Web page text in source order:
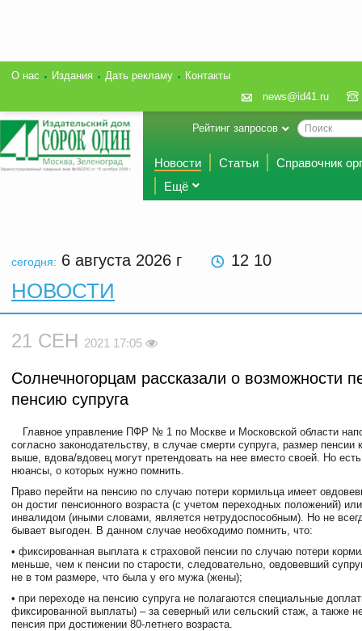
О нас Издания Дать рекламу
Контакты
news@id41.ru
Рейтинг запросов
Новости Статьи
Справочник
Ещё
сегодня: 6 августа 2026 г 12 10
НОВОСТИ
21 СЕН 2021 17:05
Солнечногорцам рассказали о возможности
пенсию супруга
Главное управление ПФР № 1 по Москве и Московской области
согласно законодательству, в случае смерти супруга, размер пенсии
выше, вдова/вдовец могут претендовать на нее вместо своей. Но
нюансы, о которых нужно помнить.
Право перейти на пенсию по случаю потери кормильца имеет
он достиг пенсионного возраста (с учетом переходных положений)
инвалидом (иными словами, является нетрудоспособным). Но не
бывает выгоден. В данном случае необходимо помнить, что:
• фиксированная выплата к страховой пенсии по случаю потери
меньше, чем к пенсии по старости, следовательно, овдовевший
не в том размере, что была у его мужа (жены);
• при переходе на пенсию супруга не полагаются специальные
фиксированной выплаты) – за северный или сельский стаж, а также
пенсия при достижении 80-летнего возраста.